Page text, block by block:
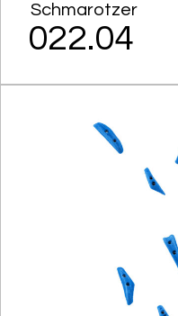
Schmarotzer
022.04